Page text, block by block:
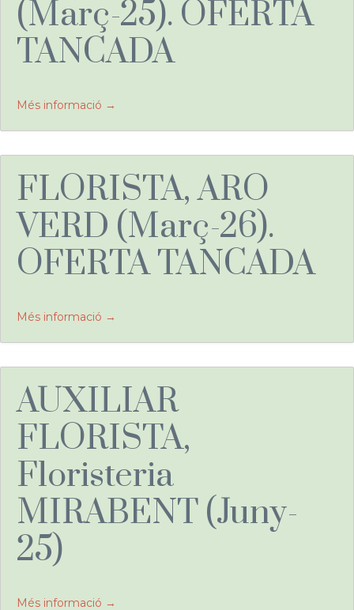
(Març-25). OFERTA
TANCADA
Més informació
FLORISTA, ARO
VERD (Març-26).
OFERTA TANCADA
Més informació
AUXILIAR
FLORISTA,
Floristeria
MIRABENT (Juny-
25)
Més informació